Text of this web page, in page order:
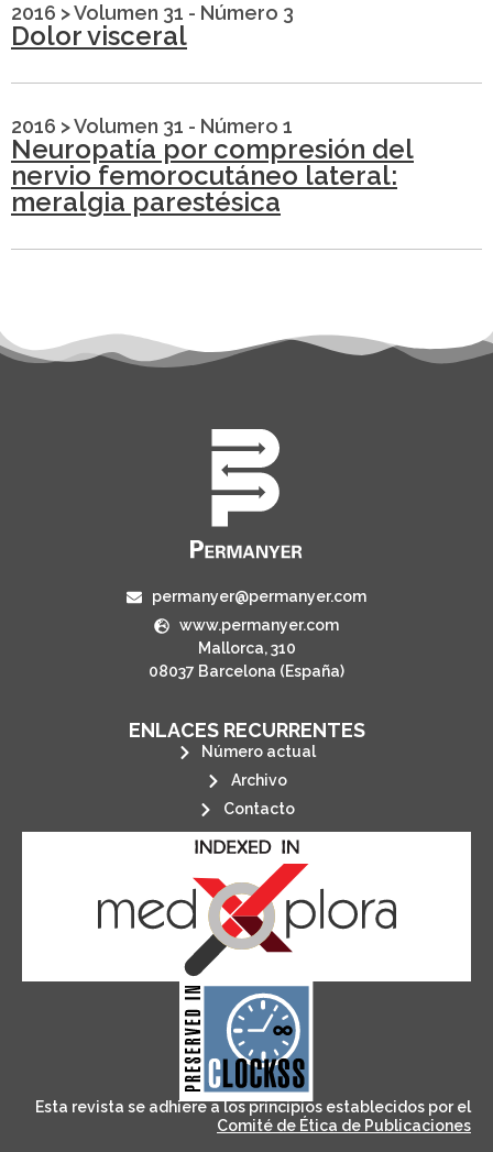
2016 >Volumen 31 - Número 3
Dolor visceral
2016 >Volumen 31 - Número 1
Neuropatía por compresión del
nervio femorocutáneo lateral:
meralgia parestésica
permanyer@permanyer.com
www.permanyer.com
Mallorca, 310
08037 Barcelona (España)
ENLACES RECURRENTES
Número actual
Archivo
Contacto
CLOCKSS is a dak archive that
ensures the long-term survival
of web-based scholary
publications, governed by and for
its stakeholders.
Esta revista se adhiere a los principios establecidos por el
Comité de Ética de Publicaciones